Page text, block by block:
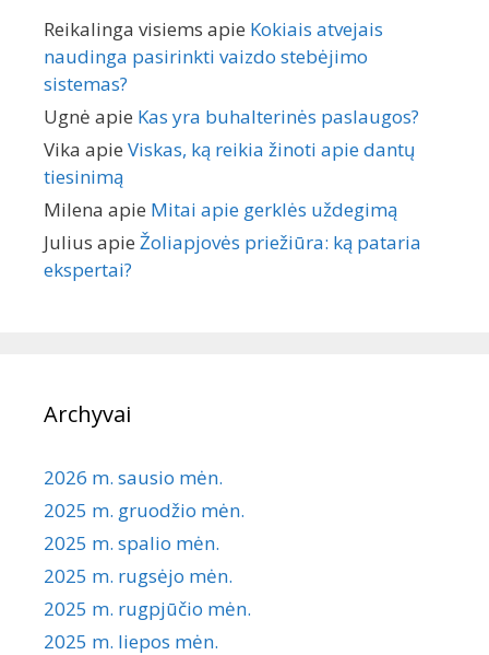
Reikalinga visiems apie Kokiais atvejais
naudinga pasirinkti vaizdo stebėjimo
sistemas?
Ugnė apie Kas yra buhalterinės paslaugos?
Vika apie Viskas, ką reikia žinoti apie dantų
tiesinimą
Milena apie Mitai apie gerklės uždegimą
Julius apie Žoliapjovės priežiūra: ką pataria
ekspertai?
Archyvai
2026 m. sausio mėn.
2025 m. gruodžio mėn.
2025 m. spalio mėn.
2025 m. rugsėjo mėn.
2025 m. rugpjūčio mėn.
2025 m. liepos mėn.